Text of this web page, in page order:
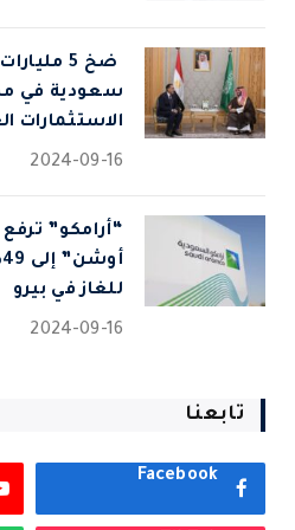
ضخ 5
سعودية في
الاستثمارات
2024-09-16
“أرامكو”
للغاز في بيرو
2024-09-16
تابعنا
Facebook